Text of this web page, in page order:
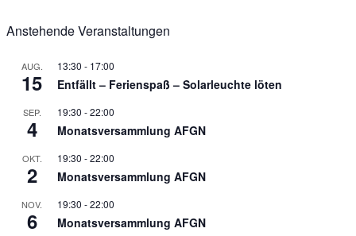
Anstehende Veranstaltungen
AUG.
15
13:30 - 17:00
Entfällt – Ferienspaß – Solarleuchte löten
SEP.
4
19:30 -22:00
Monatsversammlung AFGN
OKT.
2
19:30 -22:00
Monatsversammlung AFGN
NOV.
6
19:30 -22:00
Monatsversammlung AFGN